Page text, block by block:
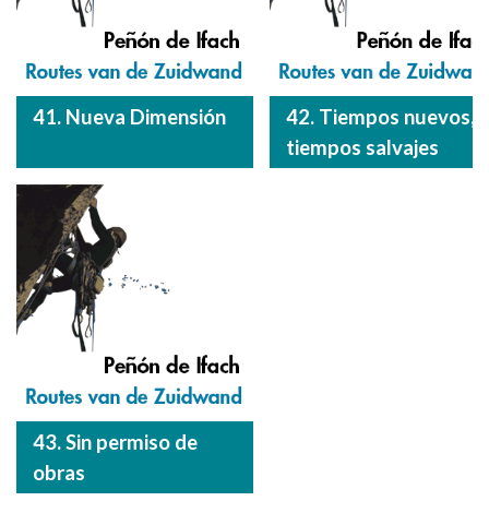
41. Nueva Dimensión
42. Tiempos nuevos,
tiempos salvajes
43. Sin permiso de
obras